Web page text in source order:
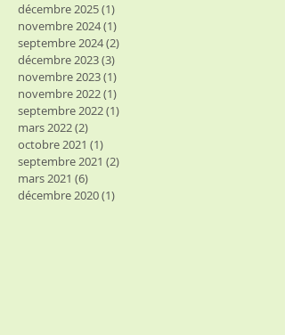
décembre 2025(1)
novembre 2024(1)
septembre 2024(2)
décembre 2023(3)
novembre 2023(1)
novembre 2022(1)
septembre 2022(1)
mars 2022(2)
octobre 2021 (1)
septembre 2021 (2)
mars 2021 (6)
décembre 2020(1)